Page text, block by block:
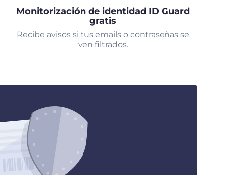
Monitorización de identidad ID Guard
gratis
Recibe avisos si tus emails o contraseñas se
ven filtrados.